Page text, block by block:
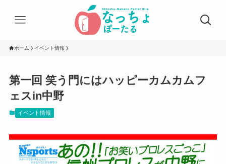
ホーム イベント情報
第一回 笑う門にはハッピーカムカムフ
ェスin中野
イベント情報